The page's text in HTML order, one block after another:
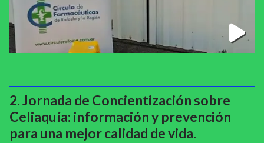
Jornada de Concientización sobre
Celiaquía: información y prevención
para una mejor calidad de vida.